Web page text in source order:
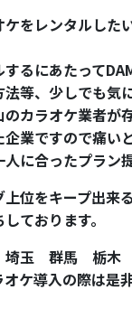
をレンタルし
るにあたって
等、少しでも気
カラオケ業者が
業ですので痛い
に合ったプラン
位をキープ出来
ております。
玉 群馬 栃木
ケ導入の際は是